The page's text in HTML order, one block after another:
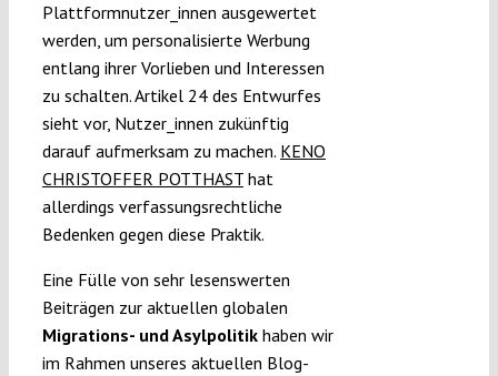
Plattformnutzer_innen ausgewertet
werden, um personalisierte Werbung
entlang ihrer Vorlieben und Interessen
zu schalten. Artikel 24 des Entwurfes
sieht vor, Nutzer_innen zukünftig
darauf aufmerksam zu machen. KENO
CHRISTOFFER POTTHASThat
allerdings verfassungsrechtliche
Bedenken gegen diese Praktik.
Eine Fülle von sehr lesenswerten
Beiträgen zur aktuellen globalen
Migrations- und Asylpolitikhaben wir
im Rahmen unseres aktuellen Blog-